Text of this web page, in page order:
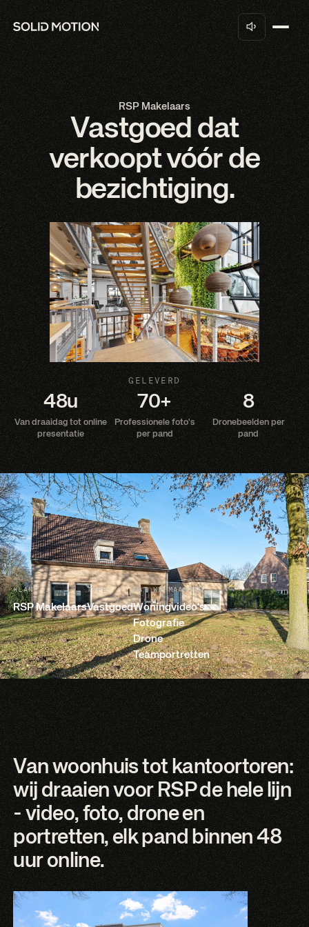
RSP Makelaars
Vastgoed dat
verkoopt vóór de
bezichtiging.
GELEVERD
48u
Van draaidag tot online
presentatie
70+
Professionele foto's
per pand
8
Dronebeelden per
pand
KLANT
RSP Makelaars
TYPE
Vastgoed
WAT WE MAAKTEN
Woningvideo's
Fotografie
Drone
Teamportretten
Van woonhuis tot kantoortoren:
wij draaien voor RSP de hele lijn
- video, foto, drone en
portretten, elk pand binnen 48
uur online.